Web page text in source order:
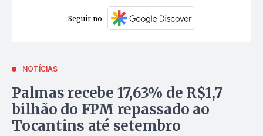
Seguir no
NOTÍCIAS
Palmas recebe 17,63% de R$1,7
bilhão do FPM repassado ao
Tocantins até setembro